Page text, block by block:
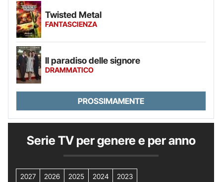
Twisted Metal
FANTASCIENZA
Il paradiso delle signore
DRAMMATICO
PROSSIMAMENTE
Serie TV per genere e per anno
2027 2026 2025 2024 2023